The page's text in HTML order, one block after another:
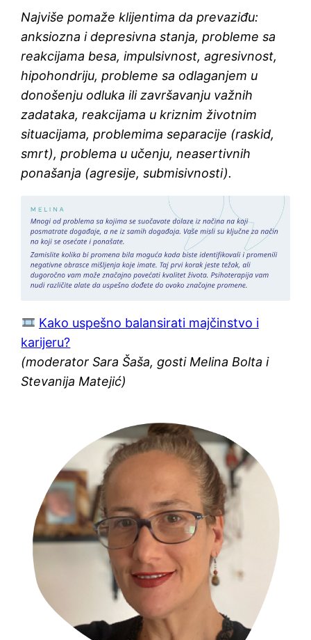
Najviše pomaže klijentima da prevaziđu:
anksiozna i depresivna stanja, probleme sa
reakcijama besa, impulsivnost, agresivnost,
hipohondriju, probleme sa odlaganjem u
donošenju odluka ili završavanju važnih
zadataka, reakcijama u kriznim životnim
situacijama, problemima separacije (raskid,
smrt), problema u učenju, neasertivnih
ponašanja (agresije, submisivnosti).
Kako uspešno balansirati majčinstvo i
karijeru?
(moderator Sara Šaša, gosti Melina Bolta i
Stevanija Matejić)